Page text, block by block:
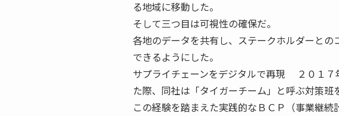
る地域に移動した。
そして三つ目は可視性の確保だ。
各地のデータを共有し、ステークホルダーと
できるようにした。
サプライチェーンをデジタルで再現 ２０１７
た際、同社は「タイガーチーム」と呼ぶ対策班
この経験を踏まえた実践的なＢＣＰ（事業継続